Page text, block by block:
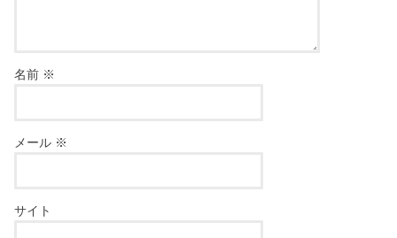
名前 ※
メール ※
サイト